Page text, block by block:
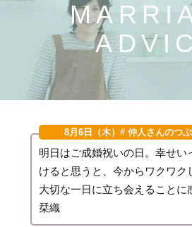
8月6日（木）# 仲人さんのつ
明日はご成婚祝いの日。幸せい
けると思うと、今からワクワク
大切な一日に立ち会えることに
栞織